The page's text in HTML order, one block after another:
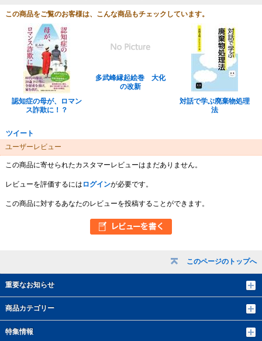
このページのトップへ
重要なお知らせ
商品カテゴリー
特集情報
この商品をご覧のお客様は、こんな商品もチェックしています。
認知症の母が、ロマン
ス詐欺に！？
多武峰縁起絵巻 大化
の改新
対話で学ぶ廃棄物処理
法
ツイート
ユーザーレビュー
この商品に寄せられたカスタマーレビューはまだありません。
レビューを評価するには ログインが必要です。
この商品に対するあなたのレビューを投稿することができます。